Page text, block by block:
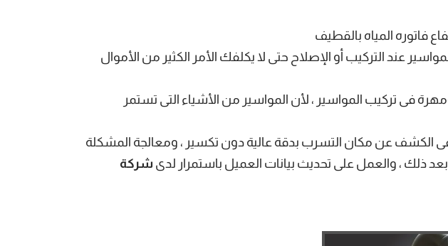
فاتوره المياه بالقطيف
عند التركيب أو الإصلاح حتى لا يكلفك الأمر الكثير من الأموال
فى تركيب المواسير ، لأن المواسير من الأشياء التى تستمر
الكشف عن مكان التسرب بدقة عالية دون تكسير ، ومعالجة المشكلة
ذلك ، والعمل على تحديث بيانات العميل باستمرار لدى شركة